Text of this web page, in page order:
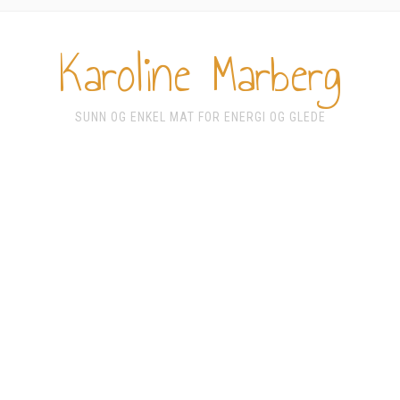
Karoline Marberg
SUNN OG ENKEL MAT FOR ENERGI OG GLEDE